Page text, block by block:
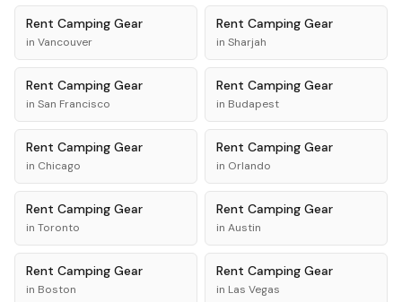
Rent Camping Gear
in Vancouver
Rent Camping Gear
in Sharjah
Rent Camping Gear
in San Francisco
Rent Camping Gear
in Budapest
Rent Camping Gear
in Chicago
Rent Camping Gear
in Orlando
Rent Camping Gear
in Toronto
Rent Camping Gear
in Austin
Rent Camping Gear
in Boston
Rent Camping Gear
in Las Vegas